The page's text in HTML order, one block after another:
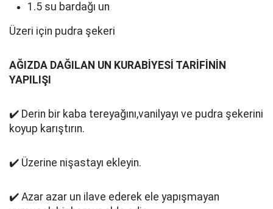
1.5 su bardağı un
Üzeri için pudra şekeri
AĞIZDA DAĞILAN UN KURABİYESİ TARİFİNİN
YAPILIŞI
✔️ Derin bir kaba tereyağını,vanilyayı ve pudra şekerini
koyup karıştırın.
✔️ Üzerine nişastayı ekleyin.
✔️ Azar azar un ilave ederek ele yapışmayan